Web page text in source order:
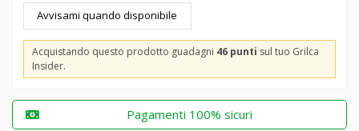
Acquistando questo prodotto guadagni 46 punti sul tuo Grilca
Insider.
Pagamenti 100% sicuri